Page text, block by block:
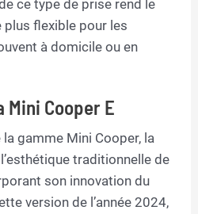
ce type de prise rend le
flexible pour les
à domicile ou en
Cooper E
gamme Mini Cooper, la
traditionnelle de
son innovation du
version de l’année 2024,